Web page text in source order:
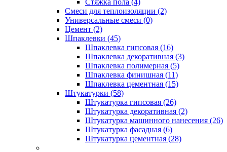
Стяжка пола (4)
Смеси для теплоизоляции (2)
Универсальные смеси (0)
Цемент (2)
Шпаклевки (45)
Шпаклевка гипсовая (16)
Шпаклевка декоративная (3)
Шпаклевка полимерная (5)
Шпаклевка финишная (11)
Шпаклевка цементная (15)
Штукатурки (58)
Штукатурка гипсовая (26)
Штукатурка декоративная (2)
Штукатурка машинного нанесения (26)
Штукатурка фасадная (6)
Штукатурка цементная (28)